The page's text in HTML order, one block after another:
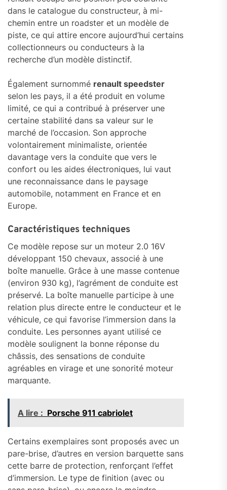
dans le catalogue du constructeur, à mi-
chemin entre un roadster et un modèle de
piste, ce qui attire encore aujourd’hui certains
collectionneurs ou conducteurs à la
recherche d’un modèle distinctif.
Également surnommé renault speedster
selon les pays, il a été produit en volume
limité, ce qui a contribué à préserver une
certaine stabilité dans sa valeur sur le
marché de l’occasion. Son approche
volontairement minimaliste, orientée
davantage vers la conduite que vers le
confort ou les aides électroniques, lui vaut
une reconnaissance dans le paysage
automobile, notamment en France et en
Europe.
Caractéristiques techniques
Ce modèle repose sur un moteur 2.0 16V
développant 150 chevaux, associé à une
boîte manuelle. Grâce à une masse contenue
(environ 930 kg), l’agrément de conduite est
préservé. La boîte manuelle participe à une
relation plus directe entre le conducteur et le
véhicule, ce qui favorise l’immersion dans la
conduite. Les personnes ayant utilisé ce
modèle soulignent la bonne réponse du
châssis, des sensations de conduite
agréables en virage et une sonorité moteur
marquante.
A lire : Porsche 911 cabriolet
Certains exemplaires sont proposés avec un
pare-brise, d’autres en version barquette sans
cette barre de protection, renforçant l’effet
d’immersion. Le type de finition (avec ou